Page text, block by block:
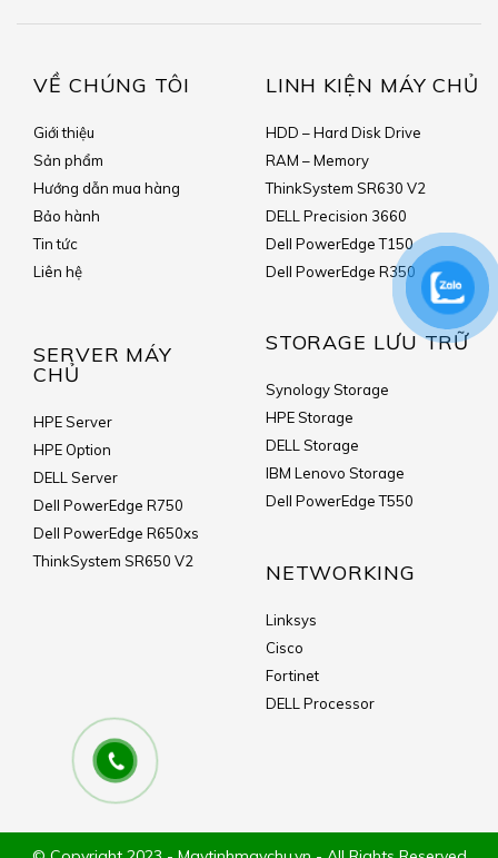
VỀ CHÚNG TÔI
Giới thiệu
Sản phẩm
Hướng dẫn mua hàng
Bảo hành
Tin tức
Liên hệ
SERVER MÁY
CHỦ
HPE Server
HPE Option
DELL Server
Dell PowerEdge R750
Dell PowerEdge R650xs
ThinkSystem SR650 V2
LINH KIỆN MÁY CHỦ
HDD – Hard Disk Drive
RAM – Memory
ThinkSystem SR630 V2
DELL Precision 3660
Dell PowerEdge T150
Dell PowerEdge R350
STORAGE LƯU TRỮ
Synology Storage
HPE Storage
DELL Storage
IBM Lenovo Storage
Dell PowerEdge T550
NETWORKING
Linksys
Cisco
Fortinet
DELL Processor